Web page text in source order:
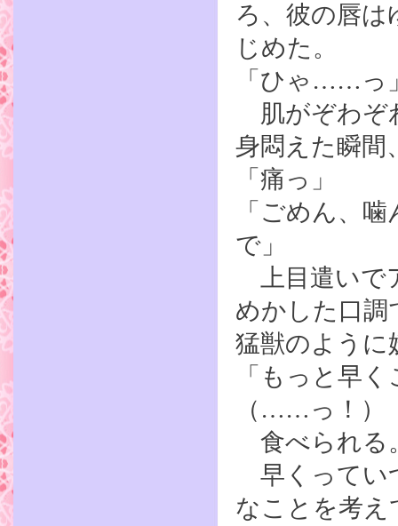
ろ、彼の唇
じめた。
「ひゃ……っ
肌がぞわぞ
身悶えた瞬間
「痛っ」
「ごめん、
で」
上目遣いで
めかした口調
猛獣のように
「もっと早
（……っ！）
食べられる
早くって
なことを考